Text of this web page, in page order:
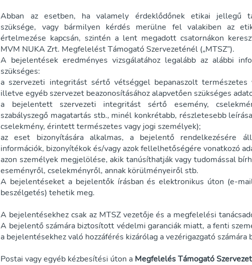
Abban az esetben, ha valamely érdeklődőnek etikai jellegű
szüksége, vagy bármilyen kérdés merülne fel valakiben az
értelmezése kapcsán, szintén a lent megadott csatornákon
MVM NUKA Zrt. Megfelelést Támogató Szervezeténél („MTSZ”).
A bejelentések eredményes vizsgálatához legalább az alábbi
szükséges:
a szervezeti integritást sértő vétséggel bepanaszolt természetes
illetve egyéb szervezet beazonosításához alapvetően szükséges
a bejelentett szervezeti integritást sértő esemény,
szabályszegő magatartás stb., minél konkrétabb, részletesebb
cselekmény, érintett természetes vagy jogi személyek);
az eset bizonyítására alkalmas, a bejelentő rendelkezésére
információk, bizonyítékok és/vagy azok fellelhetőségére vonatkozó
azon személyek megjelölése, akik tanúsíthatják vagy tudomással
eseményről, cselekményről, annak körülményeiről stb.
A bejelentéseket a bejelentők írásban és elektronikus úton (e-
beszélgetés) tehetik meg.
A bejelentésekhez csak az MTSZ vezetője és a megfelelési
A bejelentő számára biztosított védelmi garanciák miatt, a fenti
a bejelentésekhez való hozzáférés kizárólag a vezérigazgató
Postai vagy egyéb kézbesítési úton a Megfelelés Támogató Szervezet